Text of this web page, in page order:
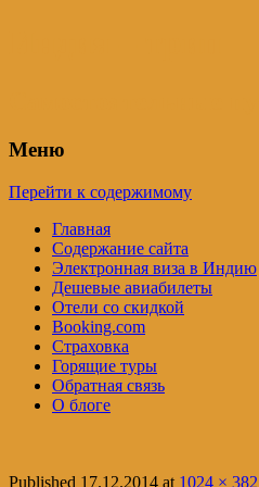
Меню
Перейти к содержимому
Главная
Содержание сайта
Электронная виза в Индию
Дешевые авиабилеты
Отели со скидкой
Booking.com
Страховка
Горящие туры
Обратная связь
О блоге
Published 17.12.2014 at 1024 × 382